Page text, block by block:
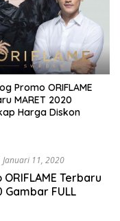
Promo ORIFLAME
MARET 2020
Harga Diskon
Januari 11, 2020
Terbaru
Gambar FULL